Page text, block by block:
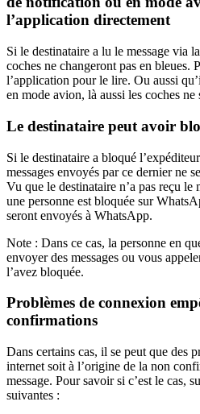
l’application directement
Si le destinataire a lu le message via
coches ne changeront pas en bleues.
l’application pour le lire. Ou aussi
en mode avion, là aussi les coches ne
Le destinataire peut avoir
Si le destinataire a bloqué
messages envoyés par ce dernier ne
Vu que le destinataire n’a pas reçu le
une personne est bloquée sur
seront envoyés à WhatsApp.
Note : Dans ce cas, la personne en
envoyer des messages ou vous
l’avez bloquée.
Problèmes de connexion
confirmations
Dans certains cas, il se peut que des
internet soit à l’origine de la non
message. Pour savoir si c’est le cas,
suivantes :